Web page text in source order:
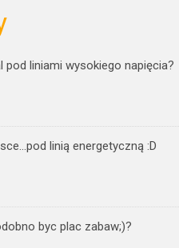
pod liniami wysokiego napięcia?
linią energetyczną :D
byc plac zabaw;)?